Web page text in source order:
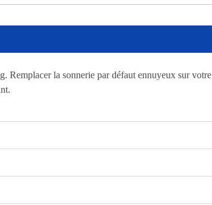
Remplacer la sonnerie par défaut ennuyeux sur votre